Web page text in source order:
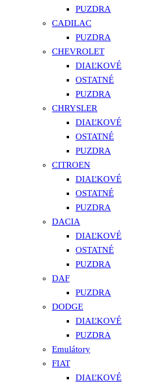
PUZDRA
CADILAC
PUZDRA
CHEVROLET
DIAĽKOVÉ
OSTATNÉ
PUZDRA
CHRYSLER
DIAĽKOVÉ
OSTATNÉ
PUZDRA
CITROEN
DIAĽKOVÉ
OSTATNÉ
PUZDRA
DACIA
DIAĽKOVÉ
OSTATNÉ
PUZDRA
DAF
PUZDRA
DODGE
DIAĽKOVÉ
PUZDRA
Emulátory
FIAT
DIAĽKOVÉ